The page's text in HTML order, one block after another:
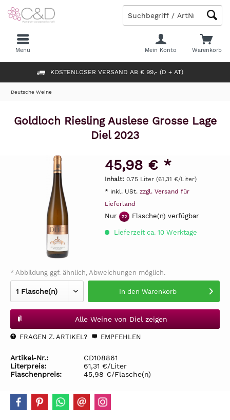
KOSTENLOSER VERSAND AB € 99,- (D + AT)
Warenkorb
Mein Konto
Menü
Deutsche Weine
Goldloch Riesling Auslese Grosse Lage
Diel 2023
45,98 € *
Inhalt: 0.75 Liter (61,31 €/Liter)
* inkl. USt. zzgl. Versand für
Lieferland
Nur 22 Flasche(n) verfügbar
Lieferzeit ca. 10 Werktage
* Abbildung ggf. ähnlich, Abweichungen möglich.
In den Warenkorb
Alle Weine von Diel zeigen
FRAGEN Z. ARTIKEL? EMPFEHLEN
Artikel-Nr.:
CD108861
Literpreis:
61,31 €/Liter
Flaschenpreis:
45,98 €/Flasche(n)